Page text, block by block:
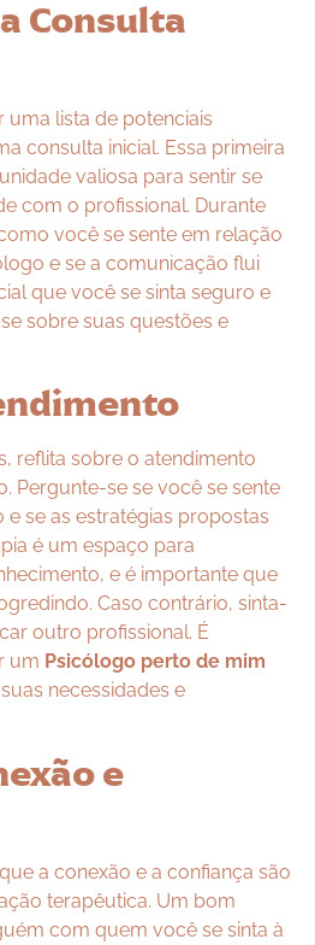
Consulta
uma lista de potenciais
consulta inicial. Essa primeira
valiosa para sentir se
com o profissional. Durante
você se sente em relação
e se a comunicação flui
que você se sinta seguro e
sobre suas questões e
reflita sobre o atendimento
Pergunte-se se você se sente
se as estratégias propostas
é um espaço para
e é importante que
Caso contrário, sinta-
outro profissional. É
um Psicólogo perto de mim
necessidades e
e
a conexão e a confiança são
terapêutica. Um bom
com quem você se sinta à